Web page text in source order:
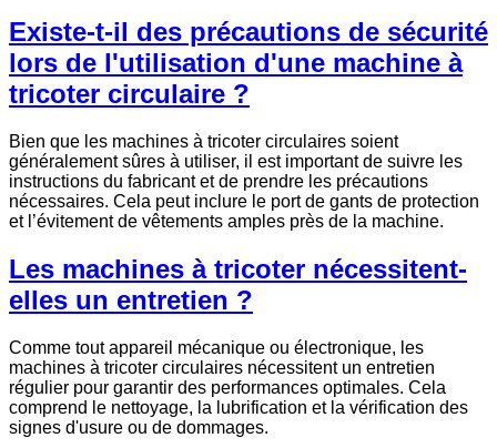
Existe-t-il des précautions de sécurité
lors de l'utilisation d'une machine à
tricoter circulaire ?
Bien que les machines à tricoter circulaires soient
généralement sûres à utiliser, il est important de suivre les
instructions du fabricant et de prendre les précautions
nécessaires. Cela peut inclure le port de gants de protection
et l’évitement de vêtements amples près de la machine.
Les machines à tricoter nécessitent-
elles un entretien ?
Comme tout appareil mécanique ou électronique, les
machines à tricoter circulaires nécessitent un entretien
régulier pour garantir des performances optimales. Cela
comprend le nettoyage, la lubrification et la vérification des
signes d'usure ou de dommages.